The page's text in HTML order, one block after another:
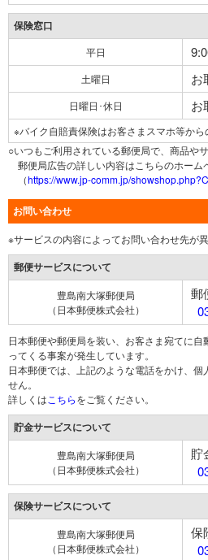
保険窓口
平日
土曜日 お
日曜日･休日 お
※バイク自賠責保険はお客さまスマホ等から
○いつもご利用されている郵便局で、商品や
郵便局広告の詳しい内容はこちらのホーム
（https://www.jp-comm.jp/
お問い合わせ
※サービスの内容によってお問い合わせ先が異
郵便サービスについて
豊島南大塚郵便局
（日本郵便株式会社）
郵
日本郵便や郵便局を装い、お客さま宛てに
ってくる事案が発生しています。
日本郵便では、上記のような電話をかけ、個
せん。
詳しくは こちらをご覧ください。
貯金サービスについて
豊島南大塚郵便局
（日本郵便株式会社）
貯
保険サービスについて
豊島南大塚郵便局
（日本郵便株式会社）
保